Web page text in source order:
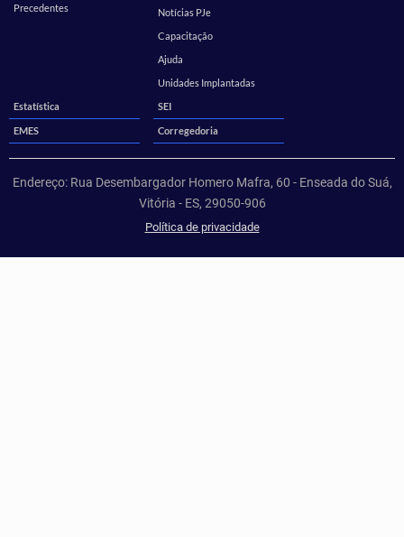
Precedentes
Notícias PJe
Capacitação
Ajuda
Unidades Implantadas
Estatística
SEI
EMES Corregedoria
Endereço: Rua Desembargador Homero Mafra, 60 - Enseada do Suá,
Vitória - ES, 29050-906
Política de privacidade